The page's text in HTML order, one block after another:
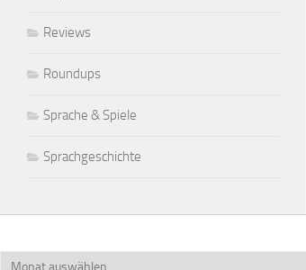
Reviews
Roundups
Sprache & Spiele
Sprachgeschichte
Archiv